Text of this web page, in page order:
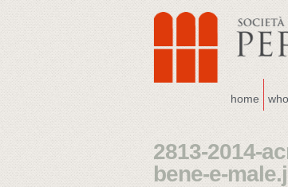
home
2813-2014-
bene-e-